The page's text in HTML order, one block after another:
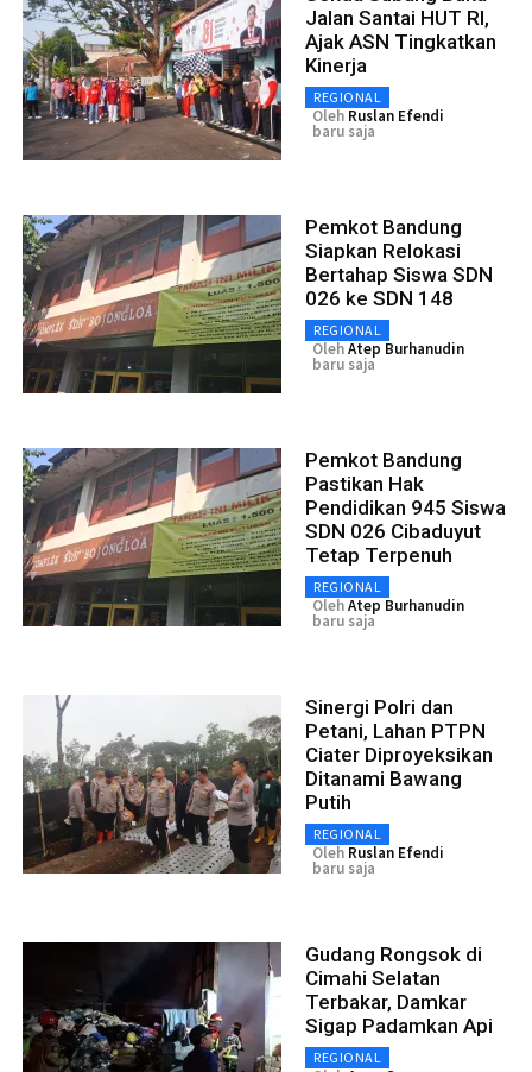
Jalan Santai HUT RI,
Ajak ASN Tingkatkan
Kinerja
REGIONAL
Oleh Ruslan Efendi
baru saja
Pemkot Bandung
Siapkan Relokasi
Bertahap Siswa SDN
026 ke SDN 148
REGIONAL
OlehAtep Burhanudin
baru saja
Pemkot Bandung
Pastikan Hak
Pendidikan 945 Siswa
SDN 026 Cibaduyut
Tetap Terpenuh
REGIONAL
OlehAtep Burhanudin
baru saja
Sinergi Polri dan
Petani, Lahan PTPN
Ciater Diproyeksikan
Ditanami Bawang
Putih
REGIONAL
Oleh Ruslan Efendi
baru saja
Gudang Rongsok di
Cimahi Selatan
Terbakar, Damkar
Sigap Padamkan Api
REGIONAL